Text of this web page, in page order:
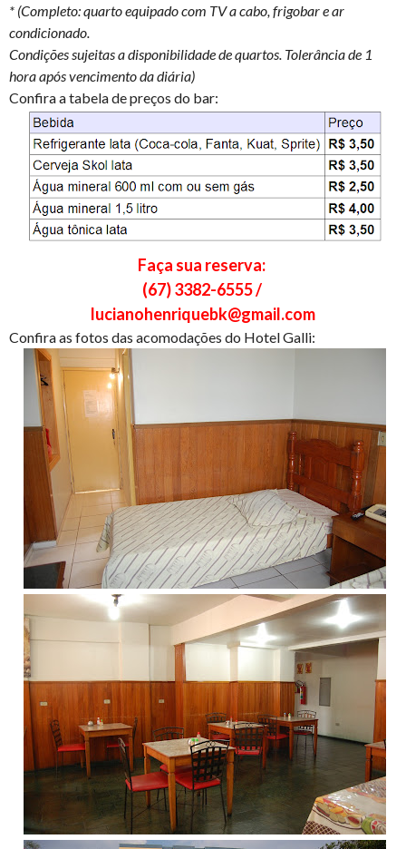
* (Completo: quarto equipado com TV a cabo, frigobar e ar
condicionado.
Condições sujeitas a disponibilidade de quartos. Tolerância de 1
hora após vencimento da diária)
Confira a tabela de preços do bar:
Faça sua reserva:
(67) 3382-6555 /
lucianohenriquebk@gmail.com
Confira as fotos das acomodações do Hotel Galli: